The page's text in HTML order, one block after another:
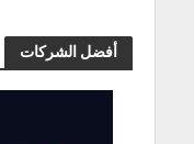
أفضل الشركات